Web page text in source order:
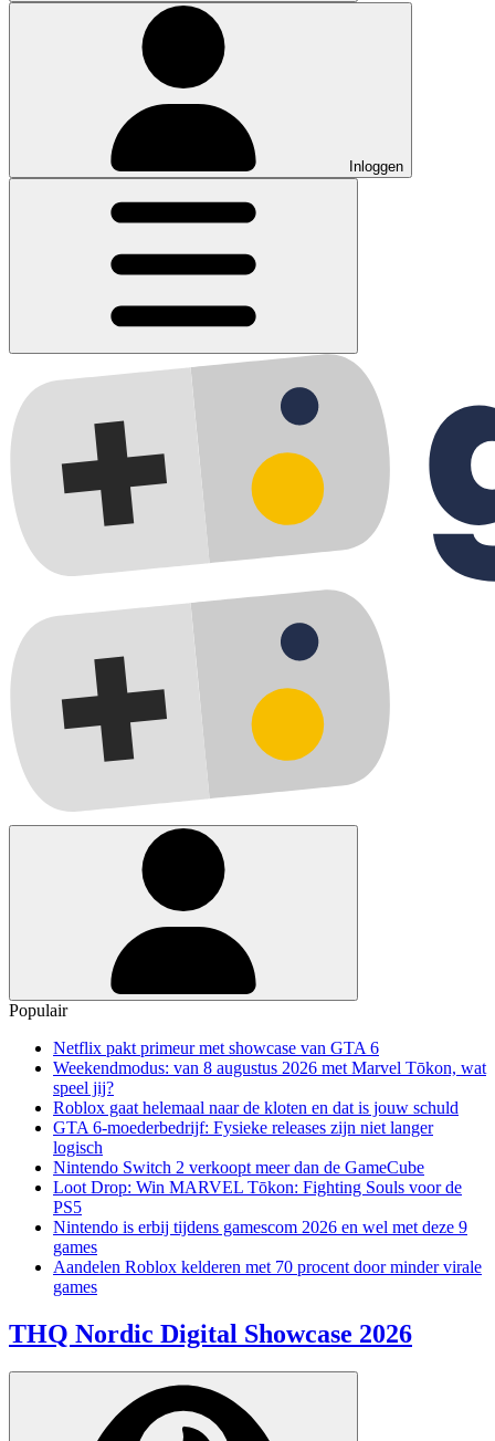
Inloggen
Populair
Netflix pakt primeur met showcase van GTA 6
Weekendmodus: van 8 augustus 2026 met Marvel Tōkon, wat
speel jij?
Roblox gaat helemaal naar de kloten en dat is jouw schuld
GTA 6-moederbedrijf: Fysieke releases zijn niet langer
logisch
Nintendo Switch 2 verkoopt meer dan de GameCube
Loot Drop: Win MARVEL Tōkon: Fighting Souls voor de
PS5
Nintendo is erbij tijdens gamescom 2026 en wel met deze 9
games
Aandelen Roblox kelderen met 70 procent door minder virale
games
THQ Nordic Digital Showcase 2026